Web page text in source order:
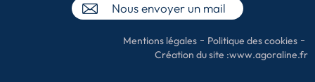
Nous envoyer un mail
Mentions légales
Politique des cookies
Création du site :www.agoraline.fr